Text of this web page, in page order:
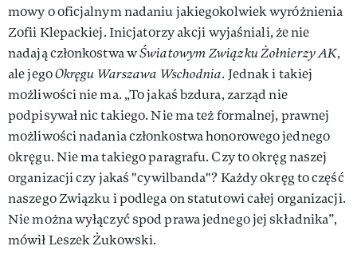
mowy o oficjalnym nadaniu jakiegokolwiek wyróżnienia
Zofii Klepackiej. Inicjatorzy akcji wyjaśniali, że nie
nadają członkostwa wŚwiatowym Związku Żołnierzy AK,
ale jegoOkręgu Warszawa Wschodnia. Jednak i takiej
możliwości nie ma. „To jakaś bzdura, zarząd nie
podpisywał nic takiego. Nie ma też formalnej, prawnej
możliwości nadania członkostwa honorowego jednego
okręgu. Nie ma takiego paragrafu. Czy to okręg naszej
organizacji czy jakaś "cywilbanda"? Każdy okręg to część
naszego Związku i podlega on statutowi całej organizacji.
Nie można wyłączyć spod prawa jednego jej składnika”,
mówił Leszek Żukowski.